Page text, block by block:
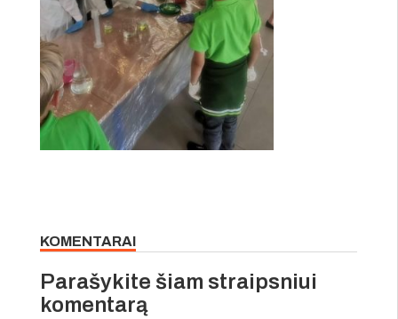
KOMENTARAI
Parašykite šiam straipsniui
komentarą